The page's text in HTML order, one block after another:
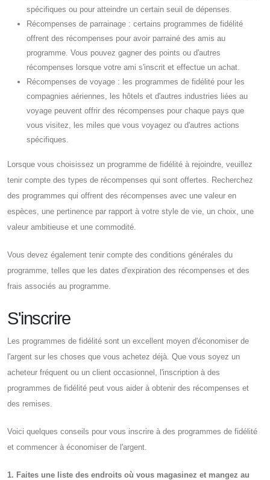
spécifiques ou pour atteindre un certain seuil de dépenses.
Récompenses de parrainage : certains programmes de fidélité
offrent des récompenses pour avoir parrainé des amis au
programme. Vous pouvez gagner des points ou d'autres
récompenses lorsque votre ami s'inscrit et effectue un achat.
Récompenses de voyage : les programmes de fidélité pour les
compagnies aériennes, les hôtels et d'autres industries liées au
voyage peuvent offrir des récompenses pour chaque pays que
vous visitez, les miles que vous voyagez ou d'autres actions
spécifiques.
Lorsque vous choisissez un programme de fidélité à rejoindre, veuillez
tenir compte des types de récompenses qui sont offertes. Recherchez
des programmes qui offrent des récompenses avec une valeur en
espèces, une pertinence par rapport à votre style de vie, un choix, une
valeur ambitieuse et une commodité.
Vous devez également tenir compte des conditions générales du
programme, telles que les dates d'expiration des récompenses et des
frais associés au programme.
S'inscrire
Les programmes de fidélité sont un excellent moyen d'économiser de
l'argent sur les choses que vous achetez déjà. Que vous soyez un
acheteur fréquent ou un client occasionnel, l'inscription à des
programmes de fidélité peut vous aider à obtenir des récompenses et
des remises.
Voici quelques conseils pour vous inscrire à des programmes de fidélité
et commencer à économiser de l'argent.
1. Faites une liste des endroits où vous magasinez et mangez au